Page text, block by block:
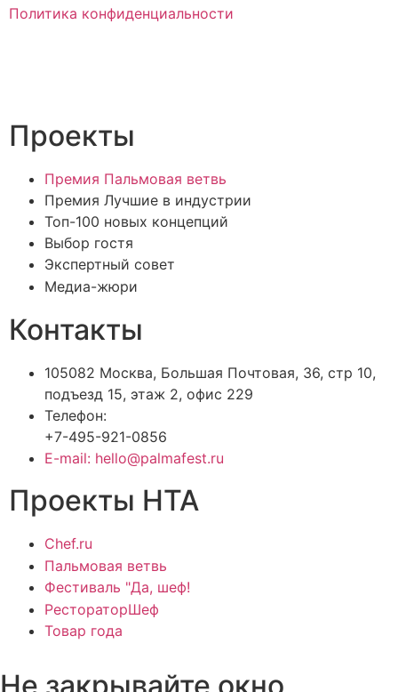
Политика конфиденциальности
Проекты
Премия Пальмовая ветвь
Премия Лучшие в индустрии
Топ-100 новых концепций
Выбор гостя
Экспертный совет
Медиа-жюри
Контакты
105082 Москва, Большая Почтовая, 36, стр 10,
подъезд 15, этаж 2, офис 229
Телефон:
+7-495-921-0856
E-mail: hello@palmafest.ru
Проекты НТА
Chef.ru
Пальмовая ветвь
Фестиваль "Да, шеф!
РестораторШеф
Товар года